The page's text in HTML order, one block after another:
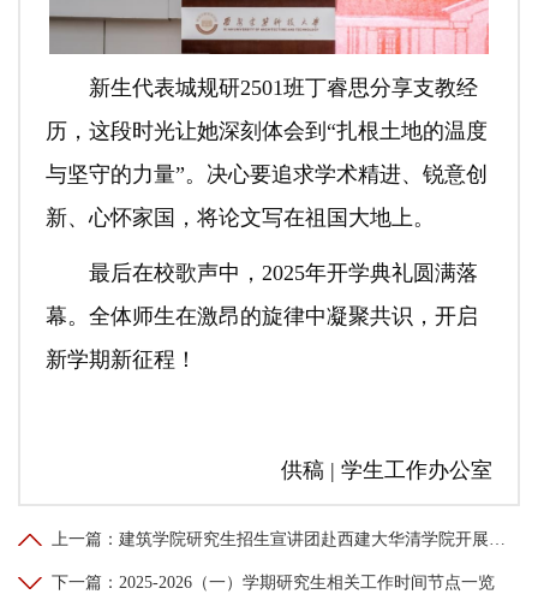
新生代表城规研2501班丁睿思分享支教经
历，这段时光让她深刻体会到“扎根土地的温度
与坚守的力量”。决心要追求学术精进、锐意创
新、心怀家国，将论文写在祖国大地上。
最后在校歌声中，2025年开学典礼圆满落
幕。全体师生在激昂的旋律中凝聚共识，开启
新学期新征程！
供稿 | 学生工作办公室
上一篇： 建筑学院研究生招生宣讲团赴西建大华清学院开展专题宣讲活动
下一篇： 2025-2026（一）学期研究生相关工作时间节点一览